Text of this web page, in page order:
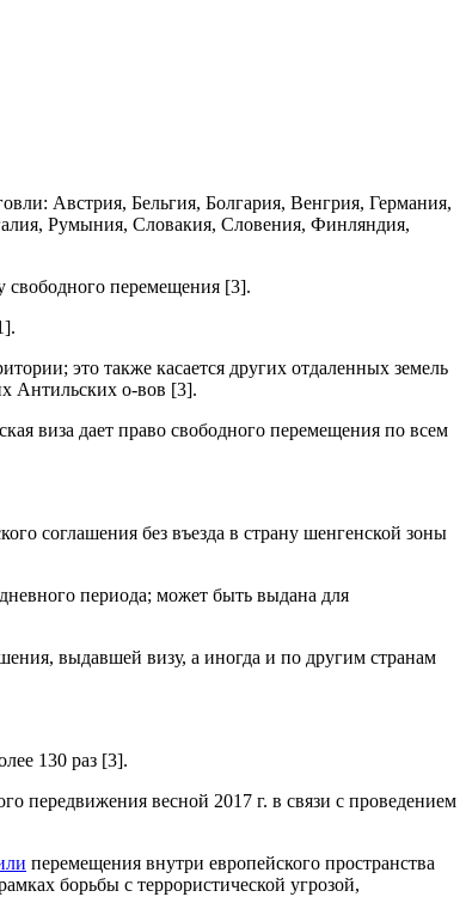
Австрия, Бельгия, Болгария, Венгрия, Германия,
Румыния, Словакия, Словения, Финляндия,
свободного перемещения [3].
это также касается других отдаленных земель
Антильских о-вов [3].
виза дает право свободного перемещения по всем
соглашения без въезда в страну шенгенской зоны
периода; может быть выдана для
выдавшей визу, а иногда и по другим странам
130 раз [3].
передвижения весной 2017 г. в связи с проведением
перемещения внутри европейского пространства
борьбы с террористической угрозой,